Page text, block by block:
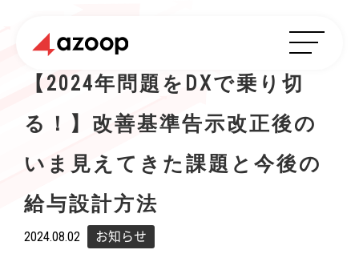
【2024年問題をDXで乗り切
る！】改善基準告示改正後の
いま見えてきた課題と今後の
給与設計方法
2024.08.02 お知らせ